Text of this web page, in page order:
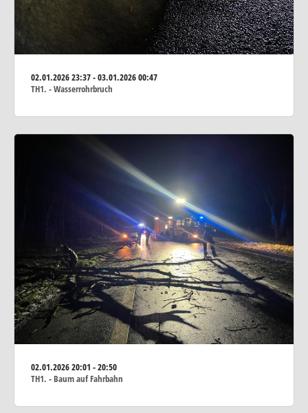
02.01.202623:37 - 03.01.2026 00:47
TH1. - Wasserrohrbruch
02.01.202620:01 - 20:50
TH1. - Baum auf Fahrbahn